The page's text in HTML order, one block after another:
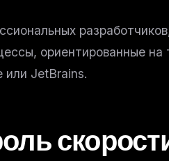
ориентированные
или JetBrains.